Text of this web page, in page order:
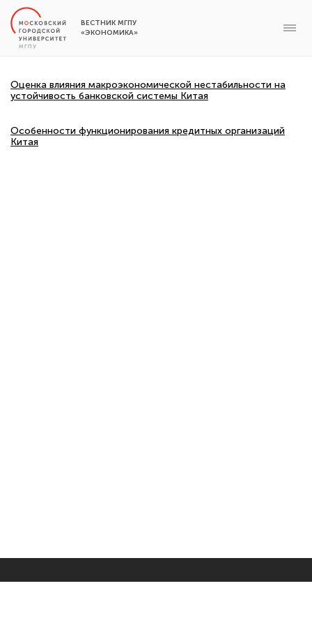
ВЕСТНИК МГПУ
«ЭКОНОМИКА»
Оценка влияния макроэкономической нестабильности на
устойчивость банковской системы Китая
Особенности функционирования кредитных организаций
Китая